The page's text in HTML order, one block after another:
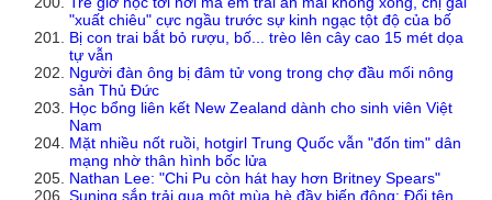
"xuất chiêu" cực ngầu trước sự kinh ngạc tột độ của bố
Bị con trai bắt bỏ rượu, bố... trèo lên cây cao 15 mét dọa
tự vẫn
Người đàn ông bị đâm tử vong trong chợ đầu mối nông
sản Thủ Đức
Học bổng liên kết New Zealand dành cho sinh viên Việt
Nam
Mặt nhiều nốt ruồi, hotgirl Trung Quốc vẫn "đốn tim" dân
mạng nhờ thân hình bốc lửa
Nathan Lee: "Chi Pu còn hát hay hơn Britney Spears"
Suning sắp trải qua một mùa hè đầy biến động: Đổi tên